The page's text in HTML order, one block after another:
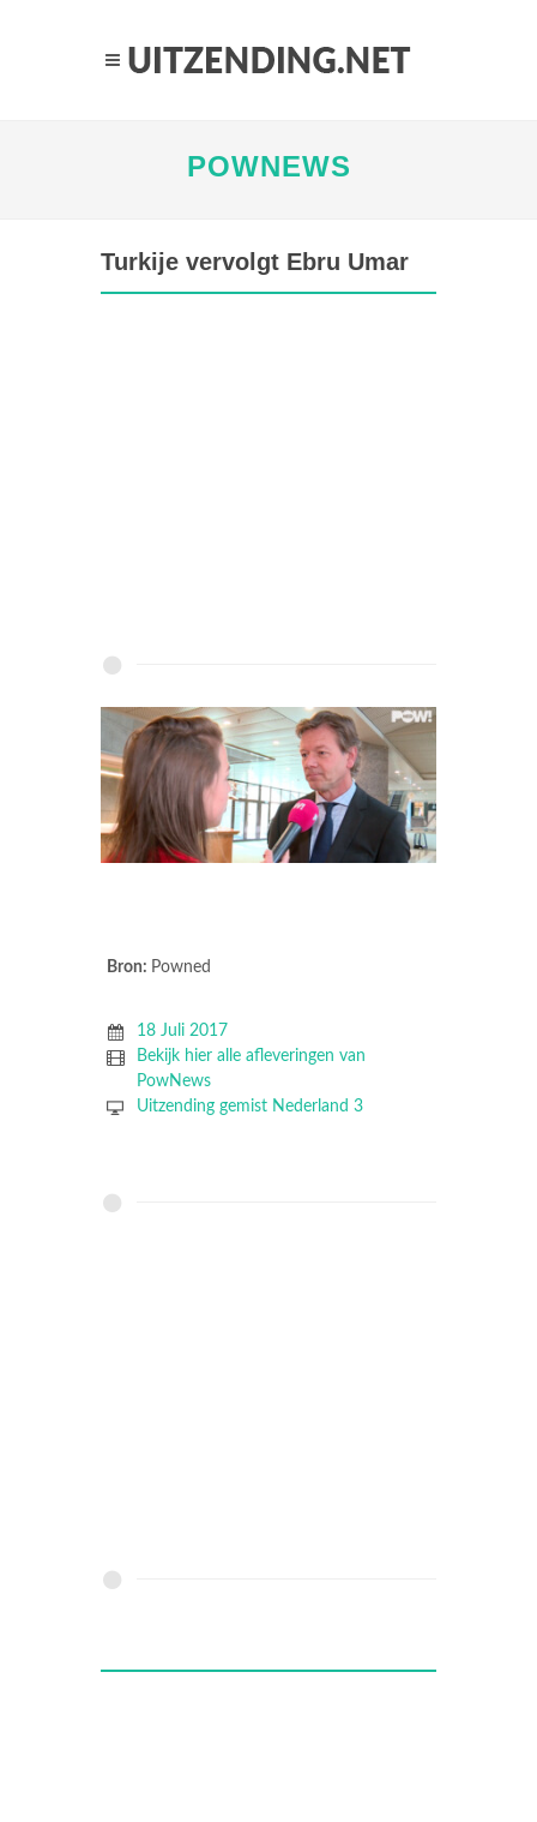
POWNEWS
Turkije vervolgt Ebru Umar
Bron: Powned
18 Juli 2017
Bekijk hier alle afleveringen van
PowNews
Uitzending gemist Nederland 3